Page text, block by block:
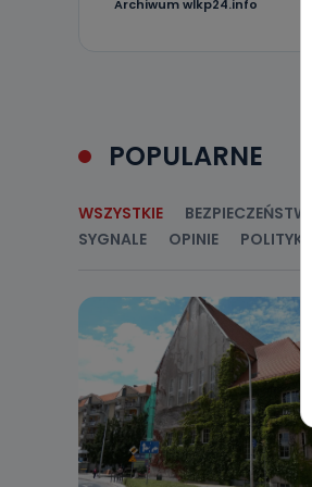
Archiwum wlkp24.info
POPULARNE
WSZYSTKIE BEZPIECZEŃSTWO
SYGNALE
OPINIE POLITYKA